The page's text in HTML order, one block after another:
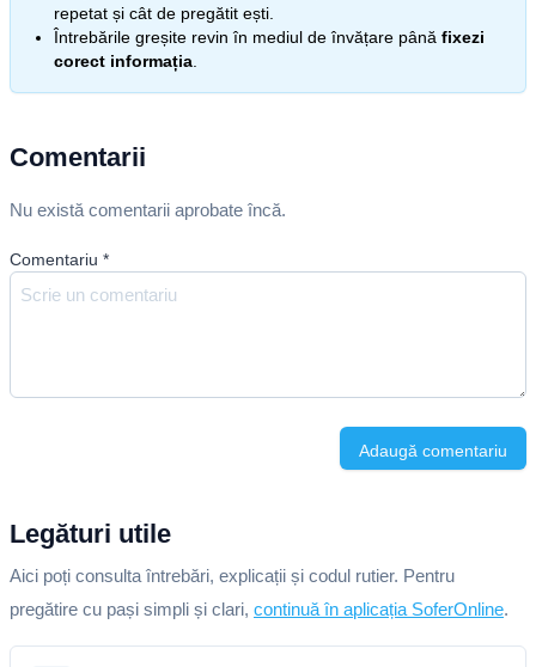
repetat și cât de pregătit ești.
Întrebările greșite revin în mediul de învățare până fixezi
corect informația
Comentarii
Nu există comentarii aprobate încă.
Comentariu *
Adaugă comentariu
Legături utile
Aici poți consulta întrebări, explicații și codul rutier. Pentru
pregătire cu pași simpli și clari, continuă în aplicația SoferOnline.